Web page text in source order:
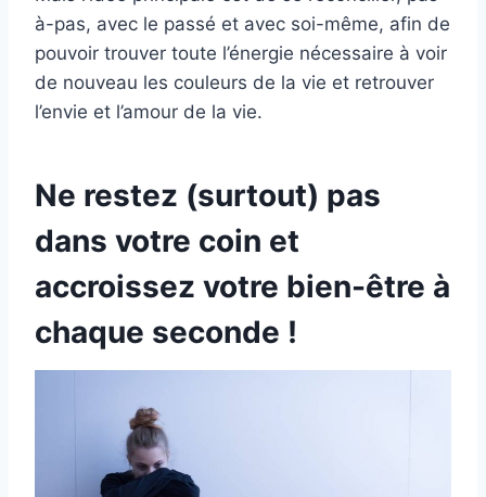
à-pas, avec le passé et avec soi-même, afin de
pouvoir trouver toute l’énergie nécessaire à voir
de nouveau les couleurs de la vie et retrouver
l’envie et l’amour de la vie.
Ne restez (surtout) pas
dans votre coin et
accroissez votre bien-être à
chaque seconde !